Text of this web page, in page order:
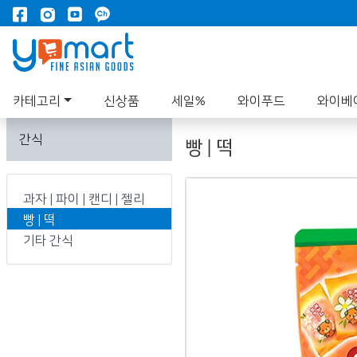
카테고리 신상품 세일% 와이푸드 와이베
간식
과자 | 파이 | 캔디 | 젤리
빵 | 떡
기타 간식
빵 | 떡